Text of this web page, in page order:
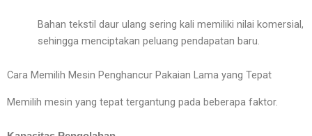
Bahan tekstil daur ulang sering kali memiliki nilai komersial,
sehingga menciptakan peluang pendapatan baru.
Cara Memilih Mesin Penghancur Pakaian Lama yang Tepat
Memilih mesin yang tepat tergantung pada beberapa faktor.